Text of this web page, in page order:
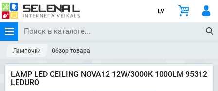
LV
Лампочки Обзор товара
LAMP LED CEILING NOVA12 12W/3000K 1000LM 95312
LEDURO